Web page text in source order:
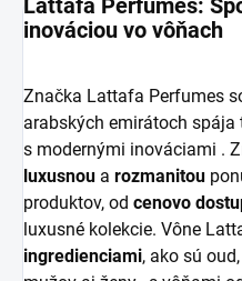
Lattafa Perfumes:
inováciou vo vôňach
Značka Lattafa Perfumes
arabských emirátoch spája
s modernými inováciami .
luxusnou a rozmanitou
produktov, od cenovo
luxusné kolekcie. Vône
ingredienciami, ako sú